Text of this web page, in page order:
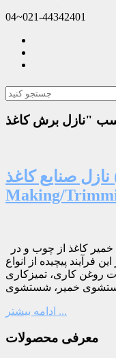
04~021-44342401
نازل صنایع کاغذ (Paper
Making/
فرآیند پیچیده از انواع
روغن کاری، تمیزکاری
ادامه بیشتر ...
معرفی محصولات